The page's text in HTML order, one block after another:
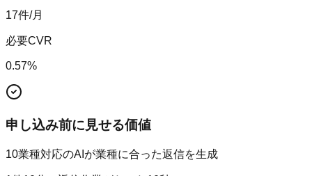
17件/月
必要CVR
0.57%
申し込み前に見せる価値
10業種対応のAIが業種に合った返信を生成